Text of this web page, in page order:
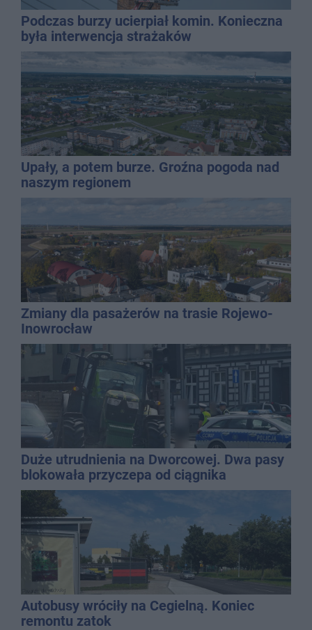
Podczas burzy ucierpiał komin. Konieczna
była interwencja strażaków
Upały, a potem burze. Groźna pogoda nad
naszym regionem
Zmiany dla pasażerów na trasie Rojewo-
Inowrocław
Duże utrudnienia na Dworcowej. Dwa pasy
blokowała przyczepa od ciągnika
Autobusy wróciły na Cegielną. Koniec
remontu zatok